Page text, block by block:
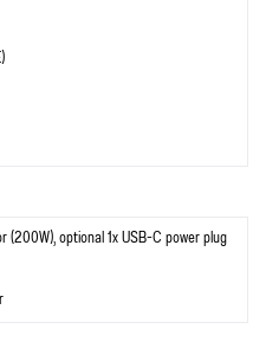
(200W), optional 1x USB-C power plug